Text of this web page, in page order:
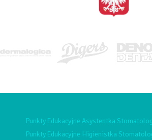
Punkty Edukacyjne Asystentka
Punkty Edukacyjne Higienistka